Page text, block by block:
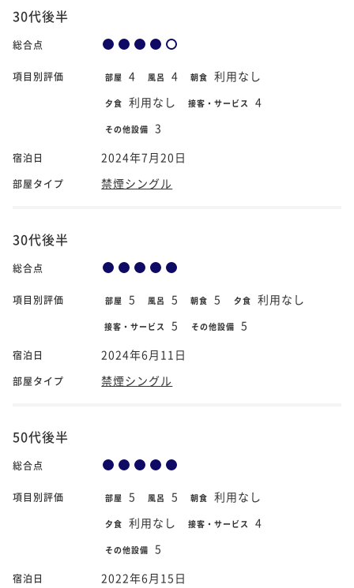
30代後半
総合点
項目別評価 部屋 4 風呂 4 朝食 利用なし
夕食 利用なし 接客・サービス 4
その他設備 3
宿泊日 2024年7月20日
部屋タイプ 禁煙シングル
30代後半
総合点
項目別評価 部屋 5 風呂 5 朝食 5 夕食 利用なし
接客・サービス 5 その他設備 5
宿泊日 2024年6月11日
部屋タイプ 禁煙シングル
50代後半
総合点
項目別評価 部屋 5 風呂 5 朝食 利用なし
夕食 利用なし 接客・サービス 4
その他設備 5
宿泊日 2022年6月15日